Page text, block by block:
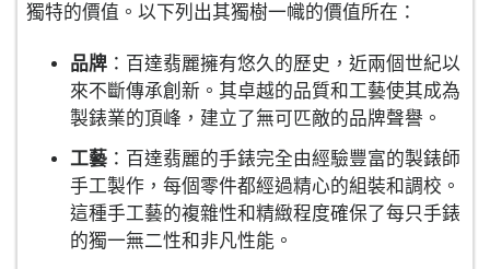
獨特的價值。以下列出其獨樹一幟的價值所在：
品牌 ：百達翡麗擁有悠久的歷史，近兩個世紀以
來不斷傳承創新。其卓越的品質和工藝使其成為
製錶業的頂峰，建立了無可匹敵的品牌聲譽。
工藝 ：百達翡麗的手錶完全由經驗豐富的製錶師
手工製作，每個零件都經過精心的組裝和調校。
這種手工藝的複雜性和精緻程度確保了每只手錶
的獨一無二性和非凡性能。